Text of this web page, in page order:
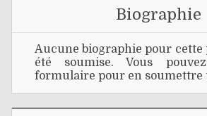
Biographie
Aucune biographie pour cette
été soumise. Vous
formulaire pour en soumettre